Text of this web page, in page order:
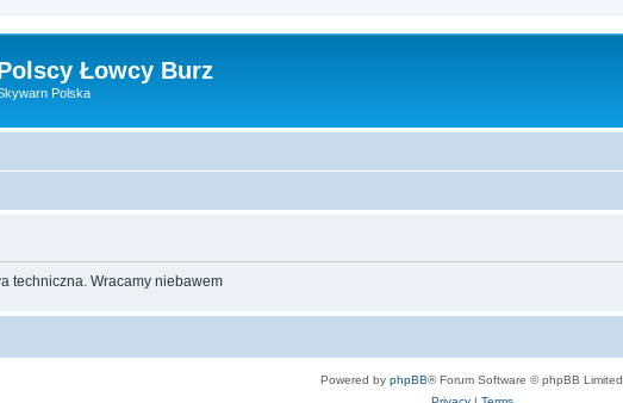
Łowcy Burz
Polska
techniczna. Wracamy niebawem
Powered by phpBB® Forum Software © phpBB Limited